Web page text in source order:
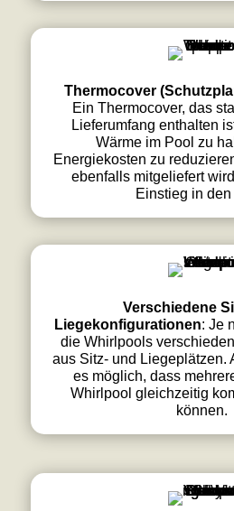
Thermocover
Ein Thermocover, das
Lieferumfang enthalten
Wärme im Pool zu
Energiekosten zu
ebenfalls mitgeliefert
Einstieg in
Verschiedene
Liegekonfigurationen: Je
die Whirlpools
aus Sitz- und Liegeplätzen.
es möglich, dass
Whirlpool gleichzeitig
können.